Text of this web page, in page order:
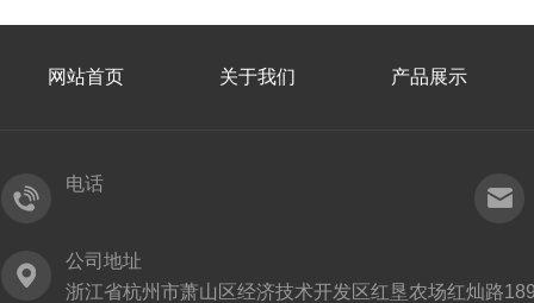
网站首页 关于我们 产品展示
电话
公司地址
浙江省杭州市萧山区经济技术开发区红垦农场红灿路